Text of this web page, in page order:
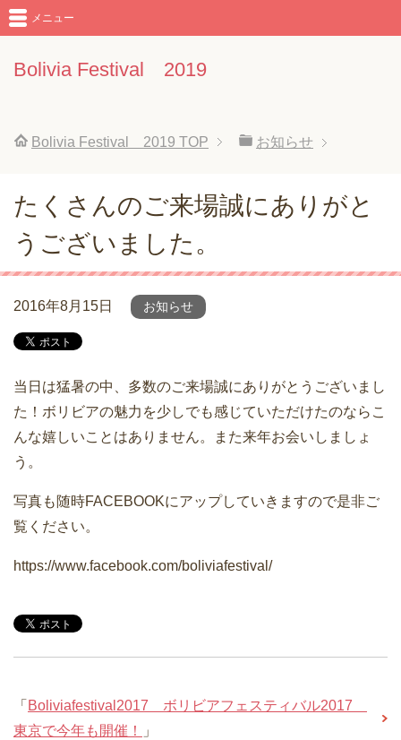
Bolivia Festival 2019
メニュー
Bolivia Festival 2019 TOP お知らせ
たくさんのご来場誠にありがと
うございました。
2016年8月15日 お知らせ
当日は猛暑の中、多数のご来場誠にありがとうございまし
た！ボリビアの魅力を少しでも感じていただけたのならこ
んな嬉しいことはありません。また来年お会いしましょ
う。
写真も随時FACEBOOKにアップしていきますので是非ご
覧ください。
https://www.facebook.com/boliviafestival/
「 Boliviafestival2017 ボリビアフェスティバル2017
東京で今年も開催！
」